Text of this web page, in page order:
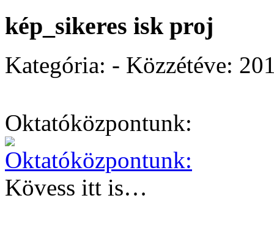
kép_sikeres isk proj
Kategória: - Közzétéve:
Oktatóközpontunk:
Kövess itt is…